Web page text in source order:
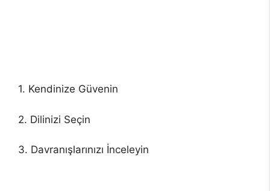
1. Kendinize Güvenin
2. Dilinizi Seçin
3. Davranışlarınızı İnceleyin